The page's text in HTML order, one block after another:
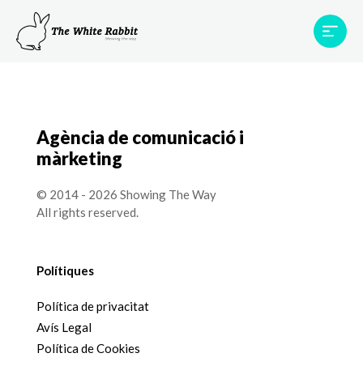
Projectes
Agència de comunicació i
màrketing
© 2014 - 2026 Showing The Way
All rights reserved.
Polítiques
Política de privacitat
Avís Legal
Política de Cookies